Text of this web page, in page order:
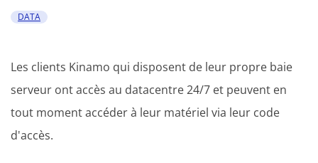
DATA
Les clients Kinamo qui disposent de leur propre baie
serveur ont accès au datacentre 24/7 et peuvent en
tout moment accéder à leur matériel via leur code
d'accès.